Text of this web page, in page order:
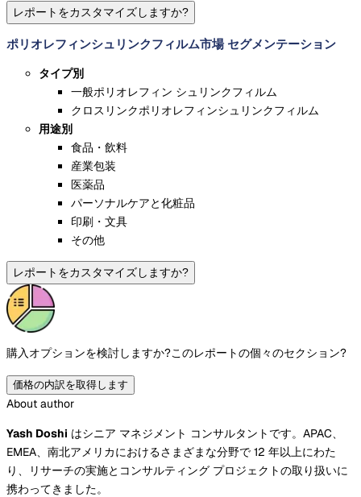
レポートをカスタマイズしますか?
ポリオレフィンシュリンクフィルム市場 セグメンテーション
タイプ別
一般ポリオレフィン シュリンクフィルム
クロスリンクポリオレフィンシュリンクフィルム
用途別
食品・飲料
産業包装
医薬品
パーソナルケアと化粧品
印刷・文具
その他
レポートをカスタマイズしますか?
購入オプションを検討しますか?このレポートの個々のセクション?
価格の内訳を取得します
About author
Yash Doshi はシニア マネジメント コンサルタントです。APAC、
EMEA、南北アメリカにおけるさまざまな分野で 12 年以上にわた
り、リサーチの実施とコンサルティング プロジェクトの取り扱いに
携わってきました。